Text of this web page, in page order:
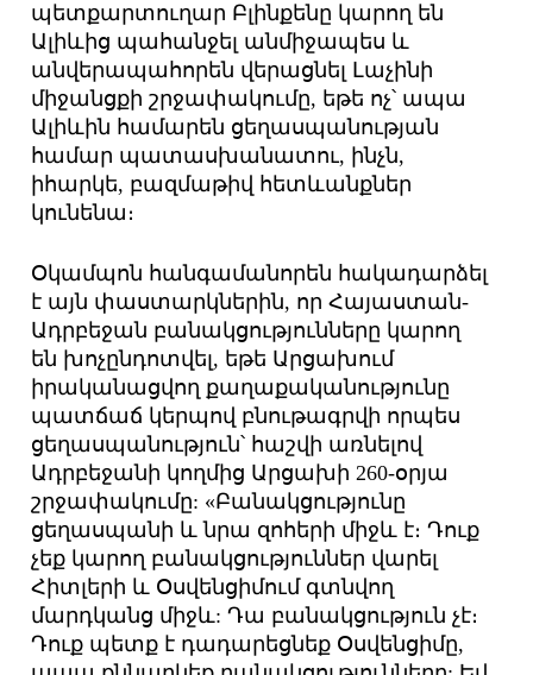
պետքարտուղար Բլինքենը կարող են
Ալիևից պահանջել անմիջապես և
անվերապահորեն վերացնել Լաչինի
միջանցքի շրջափակումը, եթե ոչ՝ ապա
Ալիևին համարեն ցեղասպանության
համար պատասխանատու, ինչն,
իհարկե, բազմաթիվ հետևանքներ
կունենա։
Օկամպոն հանգամանորեն հակադարձել
է այն փաստարկներին, որ Հայաստան-
Ադրբեջան բանակցությունները կարող
են խոչընդոտվել, եթե Արցախում
իրականացվող քաղաքականությունը
պատճաճ կերպով բնութագրվի որպես
ցեղասպանություն՝ հաշվի առնելով
Ադրբեջանի կողմից Արցախի 260-օրյա
շրջափակումը: «Բանակցությունը
ցեղասպանի և նրա զոհերի միջև է։ Դուք
չեք կարող բանակցություններ վարել
Հիտլերի և Օսվենցիմում գտնվող
մարդկանց միջև: Դա բանակցություն չէ։
Դուք պետք է դադարեցնեք Օսվենցիմը,